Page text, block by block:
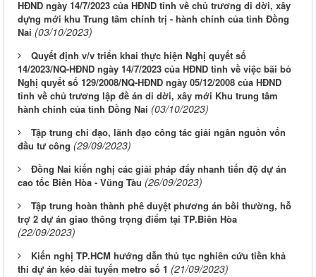
HĐND ngày 14/7/2023 của HĐND tỉnh về chủ trương di dời, xây
dựng mới khu Trung tâm chính trị - hành chính của tỉnh Đồng
Nai (03/10/2023)
Quyết định v/v triển khai thực hiện Nghị quyết số
14/2023/NQ-HĐND ngày 14/7/2023 của HĐND tỉnh về việc bãi bỏ
Nghị quyết số 129/2008/NQ-HĐND ngày 05/12/2008 của HĐND
tỉnh về chủ trương lập đề án di dời, xây mới Khu trung tâm
hành chính của tỉnh Đồng Nai (03/10/2023)
Tập trung chỉ đạo, lãnh đạo công tác giải ngân nguồn vốn
đầu tư công (29/09/2023)
Đồng Nai kiến nghị các giải pháp đẩy nhanh tiến độ dự án
cao tốc Biên Hòa - Vũng Tàu (26/09/2023)
Tập trung hoàn thành phê duyệt phương án bồi thường, hỗ
trợ 2 dự án giao thông trọng điểm tại TP.Biên Hòa
(22/09/2023)
Kiến nghị TP.HCM hướng dẫn thủ tục nghiên cứu tiền khả
thi dự án kéo dài tuyến metro số 1 (21/09/2023)